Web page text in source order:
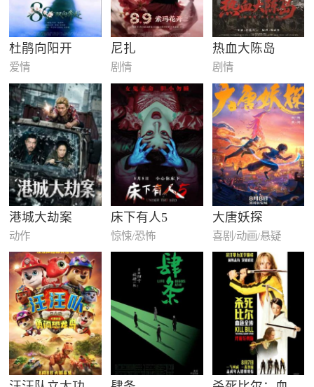
杜鹃向阳开
爱情
尼扎
剧情
热血大陈岛
剧情
港城大劫案
动作
床下有人5
惊悚/恐怖
大唐妖探
喜剧/动画/悬疑